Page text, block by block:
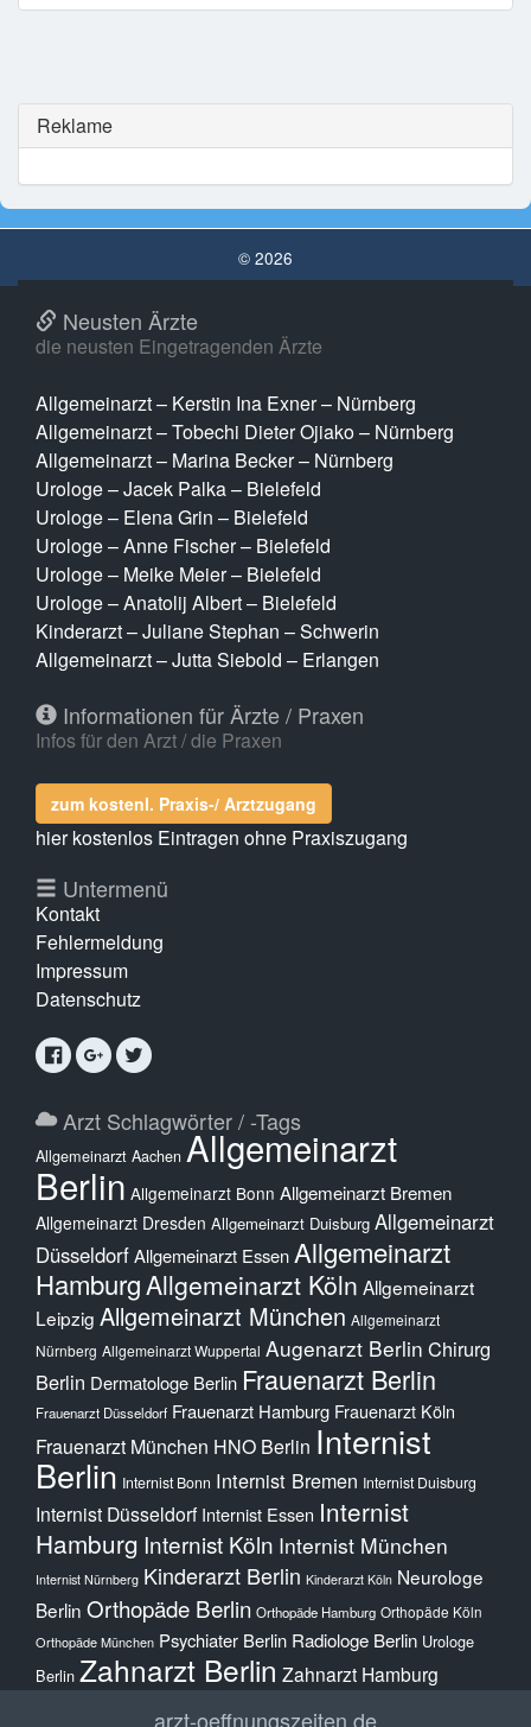
Reklame
© 2026
Neusten Ärzte
die neusten Eingetragenden Ärzte
Allgemeinarzt – Kerstin Ina Exner – Nürnberg
Allgemeinarzt – Tobechi Dieter Ojiako – Nürnberg
Allgemeinarzt – Marina Becker – Nürnberg
Urologe – Jacek Palka – Bielefeld
Urologe – Elena Grin – Bielefeld
Urologe – Anne Fischer – Bielefeld
Urologe – Meike Meier – Bielefeld
Urologe – Anatolij Albert – Bielefeld
Kinderarzt – Juliane Stephan – Schwerin
Allgemeinarzt – Jutta Siebold – Erlangen
Informationen für Ärzte / Praxen
Infos für den Arzt / die Praxen
zum kostenl. Praxis-/ Arztzugang
hier kostenlos Eintragen ohne Praxiszugang
Untermenü
Kontakt
Fehlermeldung
Impressum
Datenschutz
Arzt Schlagwörter / -Tags
Allgemeinarzt Aachen Allgemeinarzt
Berlin Allgemeinarzt Bonn Allgemeinarzt Bremen
Allgemeinarzt Dresden Allgemeinarzt Duisburg Allgemeinarzt
DüsseldorfAllgemeinarzt Essen Allgemeinarzt
HamburgAllgemeinarzt Köln Allgemeinarzt
Leipzig Allgemeinarzt München Allgemeinarzt
Nürnberg Allgemeinarzt Wuppertal Augenarzt Berlin Chirurg
Berlin Dermatologe Berlin Frauenarzt Berlin
Frauenarzt Düsseldorf Frauenarzt Hamburg Frauenarzt Köln
Frauenarzt München HNO Berlin Internist
Berlin Internist Bonn Internist Bremen Internist Duisburg
Internist Düsseldorf Internist Essen Internist
Hamburg Internist Köln Internist München
Internist Nürnberg Kinderarzt Berlin Kinderarzt Köln Neurologe
Berlin Orthopäde Berlin Orthopäde Hamburg Orthopäde Köln
Orthopäde München Psychiater Berlin Radiologe Berlin Urologe
Berlin Zahnarzt Berlin Zahnarzt Hamburg
arzt-oeffnungszeiten.de